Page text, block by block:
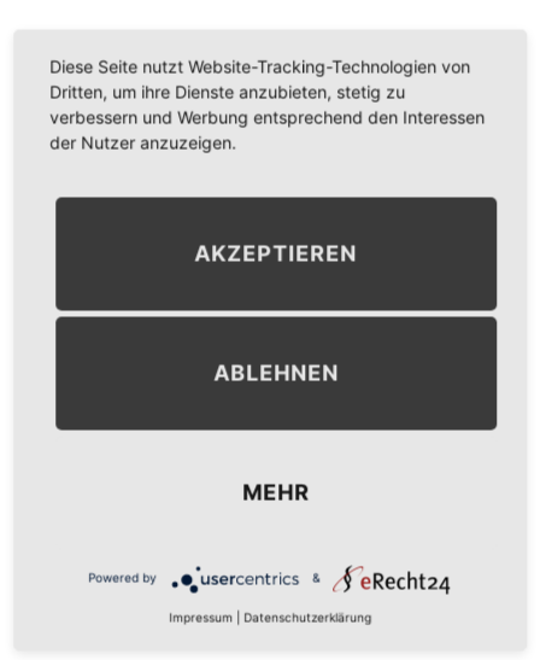
LEAVE A COMMENT
E-MAIL-ADRESSE
Diese Seite nutzt Website-Tracking-Technologien von
Dritten, um ihre Dienste anzubieten, stetig zu
verbessern und Werbung entsprechend den Interessen
der Nutzer anzuzeigen.
AKZEPTIEREN
ABLEHNEN
MEHR
Powered by &
Impressum Datenschutzerklärung